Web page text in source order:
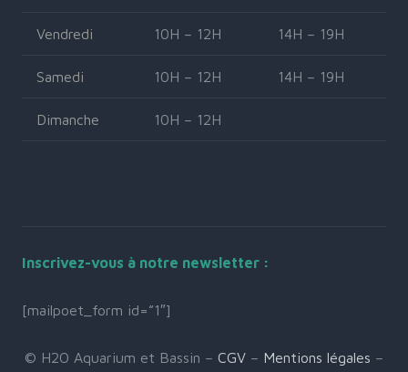
Vendredi 10H – 12H 14H – 19H
Samedi 10H – 12H 14H – 19H
Dimanche 10H – 12H
Inscrivez-vous à notre newsletter :
[mailpoet_form id=”1″]
© H2O Aquarium et Bassin – CGV – Mentions légales –